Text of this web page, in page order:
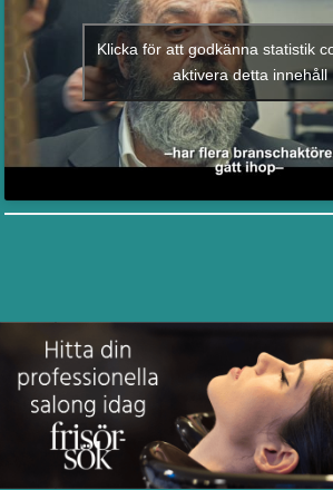
Klicka för att godkänna statistik
aktivera detta innehåll